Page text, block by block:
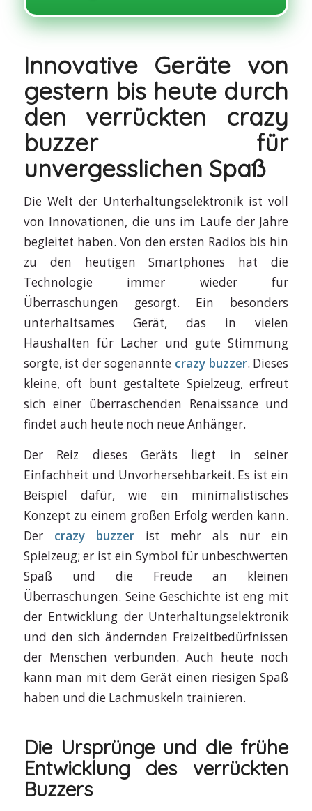
Innovative Geräte von
gestern bis heute durch
den verrückten crazy
buzzer für
unvergesslichen Spaß
Die Welt der Unterhaltungselektronik ist voll
von Innovationen, die uns im Laufe der Jahre
begleitet haben. Von den ersten Radios bis hin
zu den heutigen Smartphones hat die
Technologie immer wieder für
Überraschungen gesorgt. Ein besonders
unterhaltsames Gerät, das in vielen
Haushalten für Lacher und gute Stimmung
sorgte, ist der sogenannte crazy buzzer. Dieses
kleine, oft bunt gestaltete Spielzeug, erfreut
sich einer überraschenden Renaissance und
findet auch heute noch neue Anhänger.
Der Reiz dieses Geräts liegt in seiner
Einfachheit und Unvorhersehbarkeit. Es ist ein
Beispiel dafür, wie ein minimalistisches
Konzept zu einem großen Erfolg werden kann.
Der crazy buzzerist mehr als nur ein
Spielzeug; er ist ein Symbol für unbeschwerten
Spaß und die Freude an kleinen
Überraschungen. Seine Geschichte ist eng mit
der Entwicklung der Unterhaltungselektronik
und den sich ändernden Freizeitbedürfnissen
der Menschen verbunden. Auch heute noch
kann man mit dem Gerät einen riesigen Spaß
haben und die Lachmuskeln trainieren.
Die Ursprünge und die frühe
Entwicklung des verrückten
Buzzers